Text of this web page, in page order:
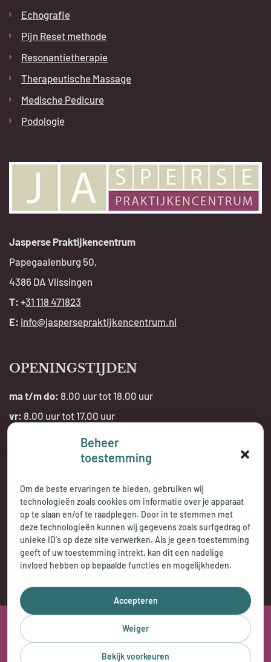
Beheer
toestemming
Om de beste ervaringen te bieden, gebruiken wij
technologieën zoals cookies om informatie over je apparaat
op te slaan en/of te raadplegen. Door in te stemmen met
deze technologieën kunnen wij gegevens zoals surfgedrag of
unieke ID's op deze site verwerken. Als je geen toestemming
geeft of uw toestemming intrekt, kan dit een nadelige
invloed hebben op bepaalde functies en mogelijkheden.
Accepteren
Weiger
Bekijk voorkeuren
Echografie
Pijn Reset methode
Resonantietherapie
Therapeutische Massage
Medische Pedicure
Podologie
Jasperse Praktijkencentrum
Papegaaienburg 50,
4386 DA Vlissingen
T: +31 118 471823
E: info@jaspersepraktijkencentrum.nl
OPENINGSTIJDEN
ma t/m do: 8.00 uur tot 18.00 uur
vr: 8.00 uur tot 17.00 uur
Telefonisch bereikbaar:
2026 © Jasperse Praktijkencentrum
Privacy Statement
Cookybeleid Disclaimer